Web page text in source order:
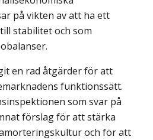
på vikten av att ha ett
stabilitet och som
en rad åtgärder för att
funktionssätt.
som svar på
förslag för att stärka
och för att